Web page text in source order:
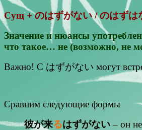
Сущ + のはずがない / のはずは
Значение и нюансы
что такое… не (возможно, не
Важно! С はずがない могут
Сравним следующие формы
彼が来るはずがない– он